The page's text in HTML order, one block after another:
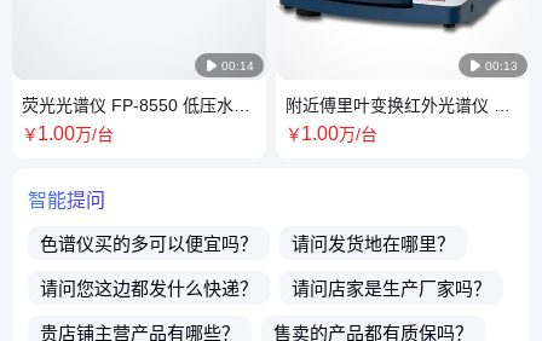
 00:14
荧光光谱仪 FP-8550 低压水银
灯 硅光电二极管灵敏度高
￥1.00万/台
 00:13
附近傅里叶变换红外光谱仪 高
信噪比A/D转换器 快速扫描
￥1.00万/台
智能提问
色谱仪买的多可以便宜吗？ 请问发货地在哪里？
请问您这边都发什么快递？ 请问店家是生产厂家吗？
贵店铺主营产品有哪些？ 售卖的产品都有质保吗？